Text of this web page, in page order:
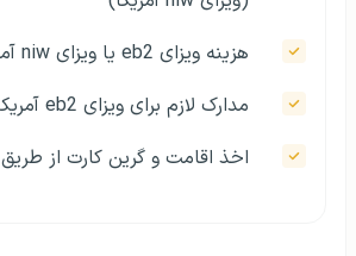
هزینه ویزای eb2 یا ویزای niw آمریکا
مدارک لازم برای ویزای eb2 آمریکا
اخذ اقامت و گرین کارت از طریق niw